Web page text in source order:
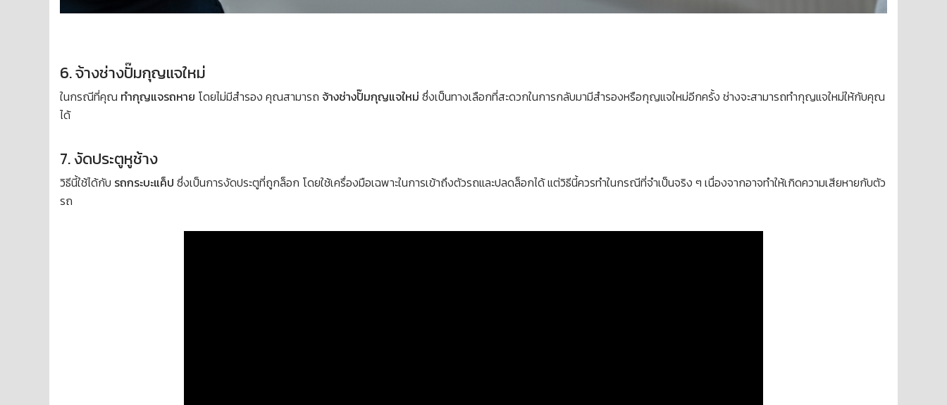
6. จ้างช่างปั๊มกุญแจใหม่
ในกรณีที่คุณ ทำกุญแจรถหาย โดยไม่มีสำรอง คุณสามารถ จ้างช่างปั๊มกุญแจใหม่ ซึ่งเป็นทางเลือกที่สะดวกในการกลับมามีสำรองหรือกุญแจใหม่อีกครั้ง ช่างจะสามารถทำกุญแจใหม่ให้กับคุณ
ได้
7. งัดประตูหูช้าง
วิธีนี้ใช้ได้กับ รถกระบะแค็ป ซึ่งเป็นการงัดประตูที่ถูกล็อก โดยใช้เครื่องมือเฉพาะในการเข้าถึงตัวรถและปลดล็อกได้ แต่วิธีนี้ควรทำในกรณีที่จำเป็นจริง ๆ เนื่องจากอาจทำให้เกิดความเสียหายกับตัว
รถ